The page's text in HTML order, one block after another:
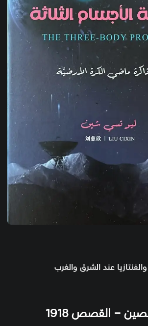
عند الشرق والغرب
– القصص 1918